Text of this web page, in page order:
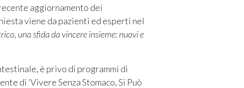
aggiornamento dei
viene da pazienti ed esperti nel
una sfida da vincere insieme: nuovi e
è privo di programmi di
di ‘Vivere Senza Stomaco, Si Può